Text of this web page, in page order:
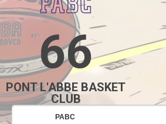
66
PONT L'ABBE BASKET
CLUB
PABC